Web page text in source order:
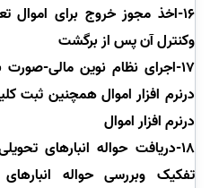
16-اخذ مجوز خروج برای اموال
وکنترل آن پس از برگشت
17-اجرای نظام نوین مالی-
درنرم افزار اموال همچنین ثبت
درنرم افزار اموال
18-دریافت حواله انبارهای
تفکیک وبررسی حواله